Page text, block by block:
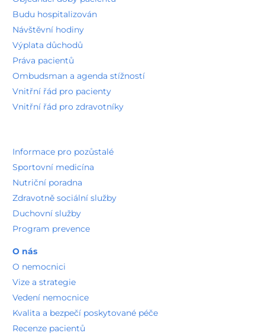
Budu hospitalizován
Návštěvní hodiny
Výplata důchodů
Práva pacientů
Ombudsman a agenda stížností
Vnitřní řád pro pacienty
Vnitřní řád pro zdravotníky
Informace pro pozůstalé
Sportovní medicína
Nutriční poradna
Zdravotně sociální služby
Duchovní služby
Program prevence
O nás
O nemocnici
Vize a strategie
Vedení nemocnice
Kvalita a bezpečí poskytované péče
Recenze pacientů